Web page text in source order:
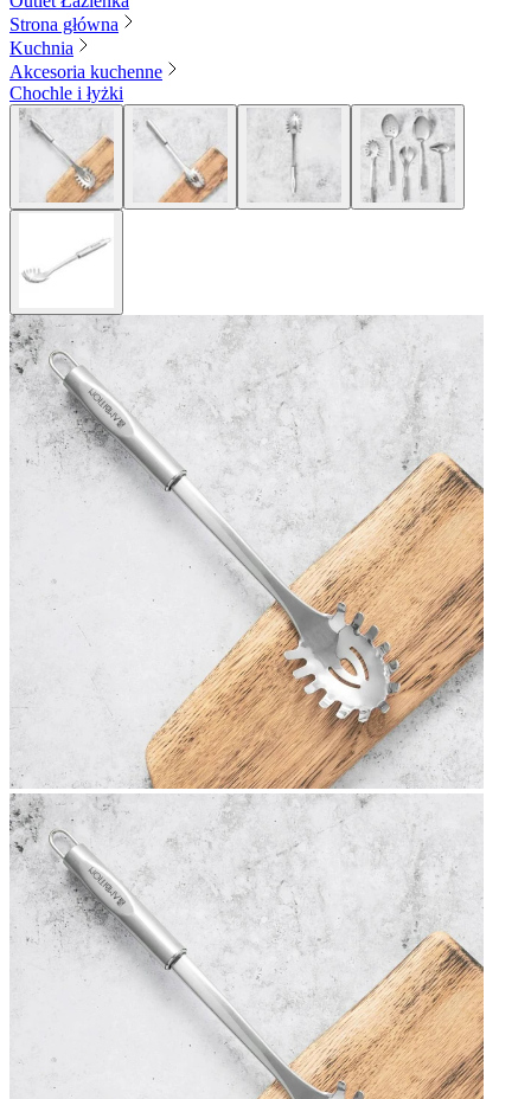
Strona główna
Kuchnia
Akcesoria kuchenne
Chochle i łyżki